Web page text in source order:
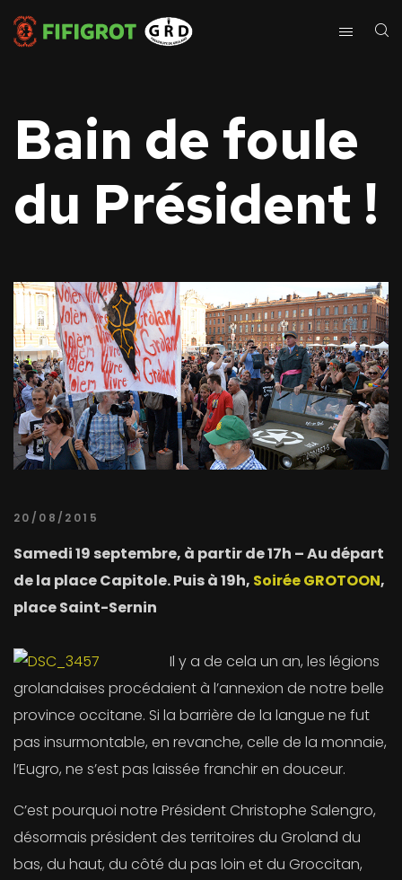
Bain de foule
du Président !
20/08/2015
Samedi 19 septembre, à partir de 17h – Au départ
de la place Capitole. Puis à 19h, Soirée GROTOON,
place Saint-Sernin
Il y a de cela un an, les légions
grolandaises procédaient à l’annexion de notre belle
province occitane. Si la barrière de la langue ne fut
pas insurmontable, en revanche, celle de la monnaie,
l’Eugro, ne s’est pas laissée franchir en douceur.
C’est pourquoi notre Président Christophe Salengro,
désormais président des territoires du Groland du
bas, du haut, du côté du pas loin et du Groccitan,